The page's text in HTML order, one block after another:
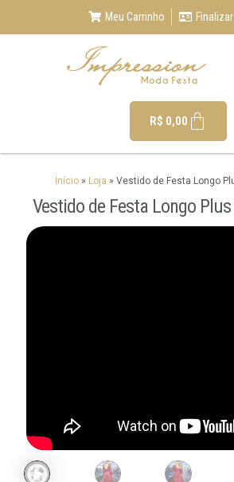
Meu Carrinho
R$ 0,00
Início » Loja » Vestido de Festa Longo
Vestido de Festa Longo